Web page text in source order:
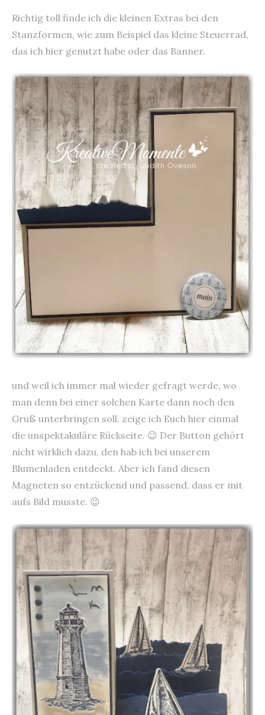
Richtig toll finde ich die kleinen Extras bei den
Stanzformen, wie zum Beispiel das kleine Steuerrad,
das ich hier genutzt habe oder das Banner.
und weil ich immer mal wieder gefragt werde, wo
man denn bei einer solchen Karte dann noch den
Gruß unterbringen soll, zeige ich Euch hier einmal
die unspektakuläre Rückseite. 😉 Der Button gehört
nicht wirklich dazu, den hab ich bei unserem
Blumenladen entdeckt. Aber ich fand diesen
Magneten so entzückend und passend, dass er mit
aufs Bild musste. 😉